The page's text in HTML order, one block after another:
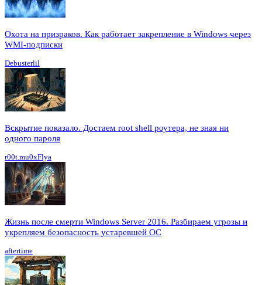
Охота на призраков. Как работает закрепление в Windows через
WMI-подписки
Debusterlil
Вскрытие показало. Достаем root shell роутера, не зная ни
одного пароля
r00t.mu0xFlya
Жизнь после смерти Windows Server 2016. Разбираем угрозы и
укрепляем безопасность устаревшей ОС
aftertime